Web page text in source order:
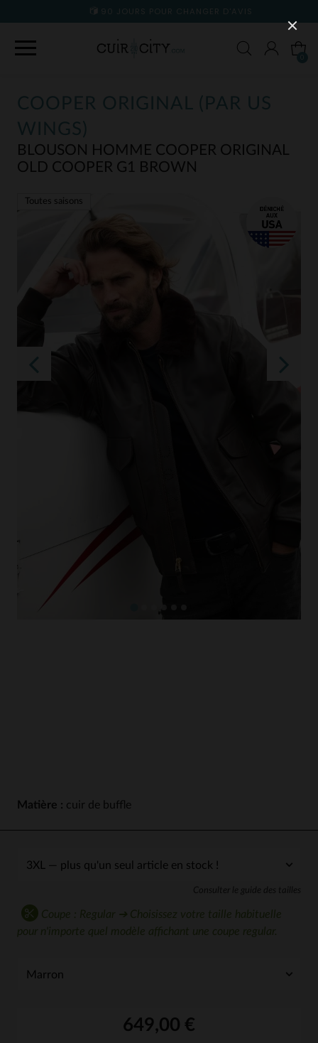
90 JOURS POUR CHANGER D'AVIS
COOPER ORIGINAL (PAR US
WINGS)
BLOUSON HOMME COOPER ORIGINAL
OLD COOPER G1 BROWN
Toutes saisons
Matière : cuir de buffle
Consulter le guide des tailles
Coupe : Regular ➔ Choisissez votre taille habituelle
pour n'importe quel modèle affichant une coupe regular.
649,00 €